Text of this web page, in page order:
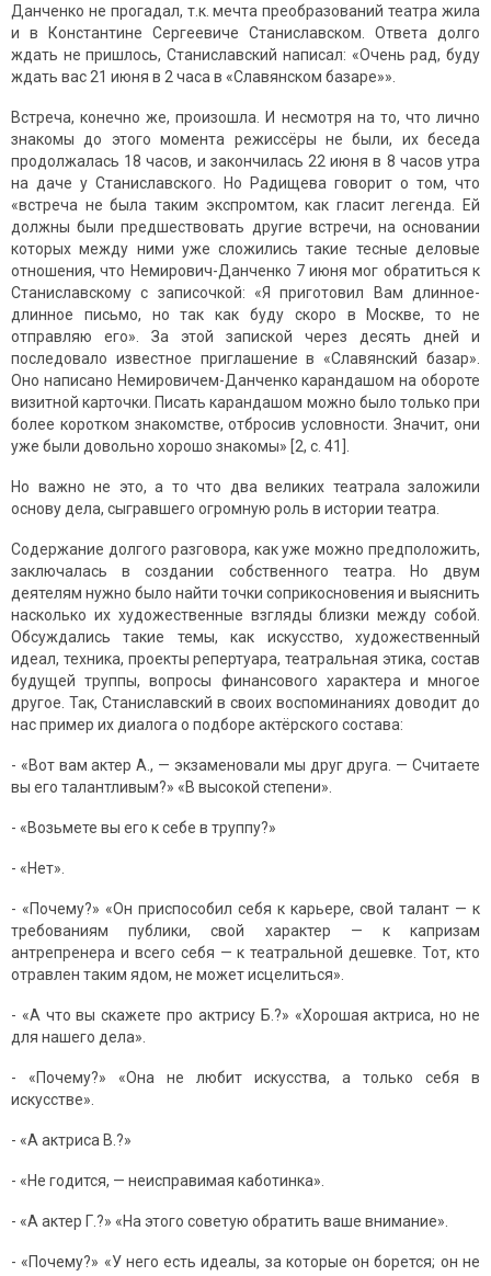
Данченко не прогадал, т.к. мечта преобразований театра жила
и в Константине Сергеевиче Станиславском. Ответа долго
ждать не пришлось, Станиславский написал: «Очень рад, буду
ждать вас 21 июня в 2 часа в «Славянском базаре»».
Встреча, конечно же, произошла. И несмотря на то, что лично
знакомы до этого момента режиссёры не были, их беседа
продолжалась 18 часов, и закончилась 22 июня в 8 часов утра
на даче у Станиславского. Но Радищева говорит о том, что
«встреча не была таким экспромтом, как гласит легенда. Ей
должны были предшествовать другие встречи, на основании
которых между ними уже сложились такие тесные деловые
отношения, что Немирович-Данченко 7 июня мог обратиться к
Станиславскому с записочкой: «Я приготовил Вам длинное-
длинное письмо, но так как буду скоро в Москве, то не
отправляю его». За этой запиской через десять дней и
последовало известное приглашение в «Славянский базар».
Оно написано Немировичем-Данченко карандашом на обороте
визитной карточки. Писать карандашом можно было только при
более коротком знакомстве, отбросив условности. Значит, они
уже были довольно хорошо знакомы» [2, с. 41].
Но важно не это, а то что два великих театрала заложили
основу дела, сыгравшего огромную роль в истории театра.
Содержание долгого разговора, как уже можно предположить,
заключалась в создании собственного театра. Но двум
деятелям нужно было найти точки соприкосновения и выяснить
насколько их художественные взгляды близки между собой.
Обсуждались такие темы, как искусство, художественный
идеал, техника, проекты репертуара, театральная этика, состав
будущей труппы, вопросы финансового характера и многое
другое. Так, Станиславский в своих воспоминаниях доводит до
нас пример их диалога о подборе актёрского состава:
- «Вот вам актер А., — экзаменовали мы друг друга. — Считаете
вы его талантливым?» «В высокой степени».
- «Возьмете вы его к себе в труппу?»
- «Нет».
- «Почему?» «Он приспособил себя к карьере, свой талант — к
требованиям публики, свой характер — к капризам
антрепренера и всего себя — к театральной дешевке. Тот, кто
отравлен таким ядом, не может исцелиться».
- «А что вы скажете про актрису Б.?» «Хорошая актриса, но не
для нашего дела».
- «Почему?» «Она не любит искусства, а только себя в
искусстве».
- «А актриса В.?»
- «Не годится, — неисправимая каботинка».
- «А актер Г.?» «На этого советую обратить ваше внимание».
- «Почему?» «У него есть идеалы, за которые он борется; он не